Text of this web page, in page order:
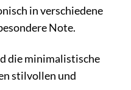
in verschiedene
Note.
die minimalistische
stilvollen und